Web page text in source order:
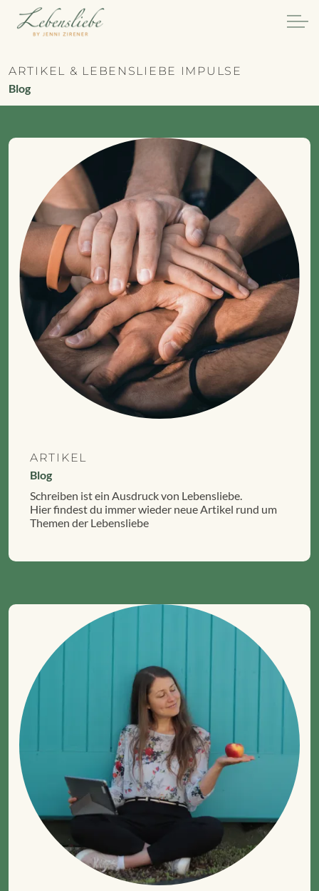
ARTIKEL & LEBENSLIEBE IMPULSE
Blog
ARTIKEL
Blog
Schreiben ist ein Ausdruck von Lebensliebe.
Hier findest du immer wieder neue Artikel rund um
Themen der Lebensliebe